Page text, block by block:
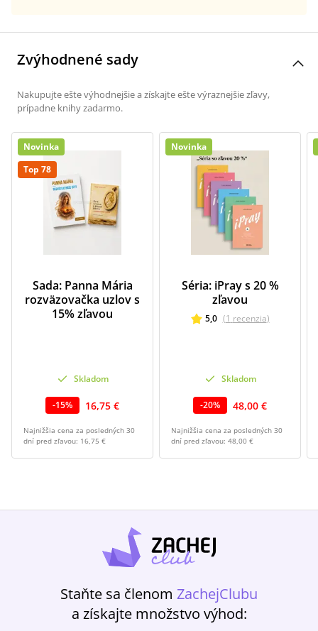
Zvýhodnené sady
Nakupujte ešte výhodnejšie a získajte ešte výraznejšie zľavy,
prípadne knihy zadarmo.
Novinka
Top 78
Sada: Panna Mária
rozväzovačka uzlov s
15% zľavou
Skladom
-15% 16,75 €
Najnižšia cena za posledných 30
dní pred zľavou: 16,75 €
Novinka
Séria: iPray s 20 %
zľavou
5,0 (1 recenzia)
Skladom
-20% 48,00 €
Najnižšia cena za posledných 30
dní pred zľavou: 48,00 €
Staňte sa členom ZachejClubu
a získajte množstvo výhod: